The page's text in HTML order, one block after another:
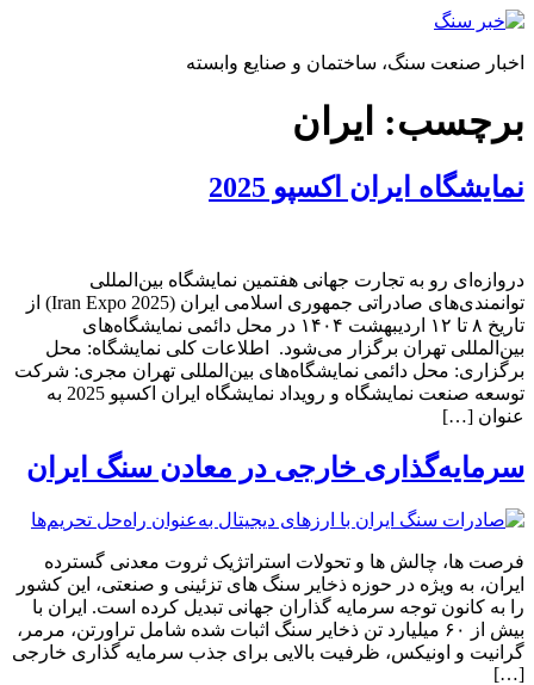
پرش
محتوا
اخبار صنعت سنگ، ساختمان و صنایع وابسته
برچسب: ایران
نمایشگاه ایران اکسپو 2025
دروازه‌ای رو به تجارت جهانی هفتمین نمایشگاه بین‌المللی
توانمندی‌های صادراتی جمهوری اسلامی ایران (Iran Expo 2025) از
تاریخ ۸ تا ۱۲ اردیبهشت ۱۴۰۴ در محل دائمی نمایشگاه‌های
بین‌المللی تهران برگزار می‌شود. ​ اطلاعات کلی نمایشگاه: محل
برگزاری: محل دائمی نمایشگاه‌های بین‌المللی تهران مجری: شرکت
توسعه صنعت نمایشگاه و رویداد نمایشگاه ایران اکسپو 2025 به
عنوان […]
سرمایه‌گذاری خارجی در معادن سنگ ایران
فرصت ها، چالش ها و تحولات استراتژیک ثروت معدنی گسترده
ایران، به ویژه در حوزه ذخایر سنگ های تزئینی و صنعتی، این کشور
را به کانون توجه سرمایه گذاران جهانی تبدیل کرده است. ایران با
بیش از ۶۰ میلیارد تن ذخایر سنگ اثبات شده شامل تراورتن، مرمر،
گرانیت و اونیکس، ظرفیت بالایی برای جذب سرمایه گذاری خارجی
[…]